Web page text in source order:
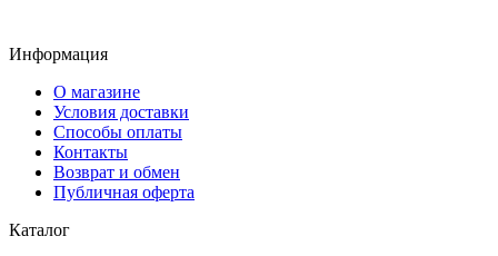
Информация
О магазине
Условия доставки
Способы оплаты
Контакты
Возврат и обмен
Публичная оферта
Каталог